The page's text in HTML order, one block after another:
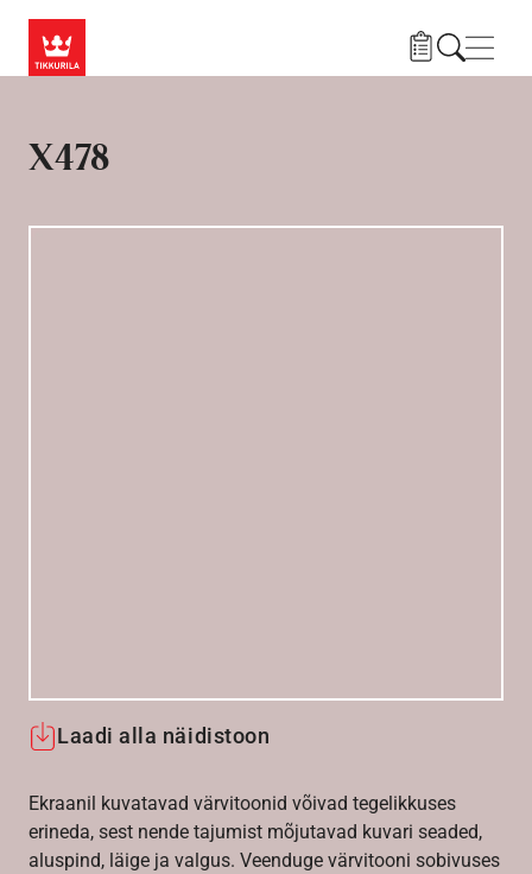
X478
Laadi alla näidistoon
Ekraanil kuvatavad värvitoonid võivad tegelikkuses
erineda, sest nende tajumist mõjutavad kuvari seaded,
aluspind, läige ja valgus. Veenduge värvitooni sobivuses